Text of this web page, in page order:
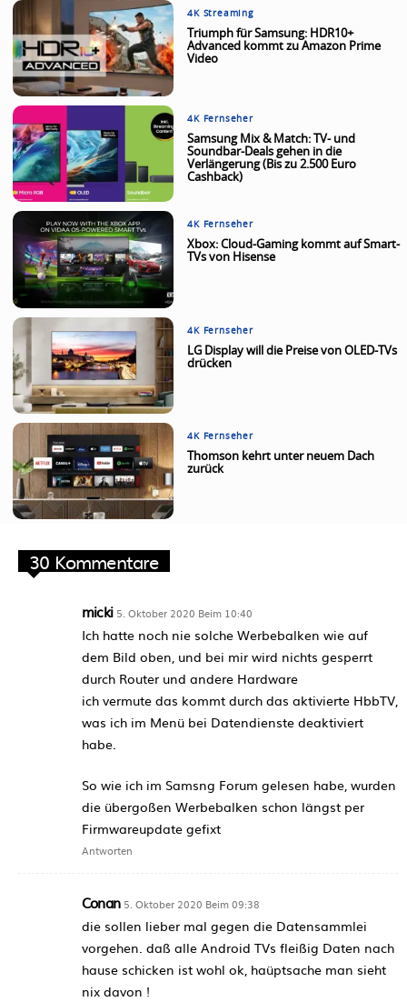
4K Streaming
Triumph für Samsung: HDR10+
Advanced kommt zu Amazon Prime
Video
4K Fernseher
Samsung Mix & Match: TV- und
Soundbar-Deals gehen in die
Verlängerung (Bis zu 2.500 Euro
Cashback)
4K Fernseher
Xbox: Cloud-Gaming kommt auf Smart-
TVs von Hisense
4K Fernseher
LG Display will die Preise von OLED-TVs
drücken
4K Fernseher
Thomson kehrt unter neuem Dach
zurück
30 Kommentare
micki 5. Oktober 2020 Beim 10:40
Ich hatte noch nie solche Werbebalken wie auf
dem Bild oben, und bei mir wird nichts gesperrt
durch Router und andere Hardware
ich vermute das kommt durch das aktivierte HbbTV,
was ich im Menü bei Datendienste deaktiviert
habe.
So wie ich im Samsng Forum gelesen habe, wurden
die übergoßen Werbebalken schon längst per
Firmwareupdate gefixt
Antworten
Conan 5. Oktober 2020 Beim 09:38
die sollen lieber mal gegen die Datensammlei
vorgehen. daß alle Android TVs fleißig Daten nach
hause schicken ist wohl ok, haüptsache man sieht
nix davon !